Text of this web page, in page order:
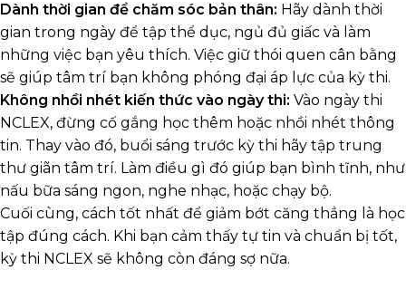
Dành thời gian để chăm sóc bản thân: Hãy dành thời
gian trong ngày để tập thể dục, ngủ đủ giấc và làm
những việc bạn yêu thích. Việc giữ thói quen cân bằng
sẽ giúp tâm trí bạn không phóng đại áp lực của kỳ thi.
Không nhồi nhét kiến thức vào ngày thi: Vào ngày thi
NCLEX, đừng cố gắng học thêm hoặc nhồi nhét thông
tin. Thay vào đó, buổi sáng trước kỳ thi hãy tập trung
thư giãn tâm trí. Làm điều gì đó giúp bạn bình tĩnh, như
nấu bữa sáng ngon, nghe nhạc, hoặc chạy bộ.
Cuối cùng, cách tốt nhất để giảm bớt căng thẳng là học
tập đúng cách. Khi bạn cảm thấy tự tin và chuẩn bị tốt,
kỳ thi NCLEX sẽ không còn đáng sợ nữa.